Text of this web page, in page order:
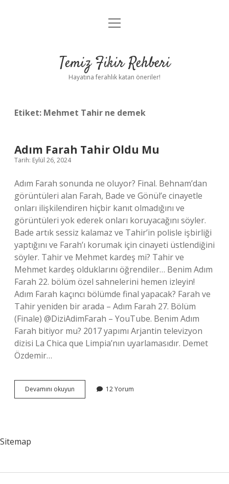
Anasayfa
Yasal Uyarı
menüyü
Temiz Fikir Rehberi
Hayatına ferahlık katan öneriler!
Etiket: Mehmet Tahir ne demek
Adım Farah Tahir Oldu Mu
Tarih: Eylül 26, 2024
Adım Farah sonunda ne oluyor? Final. Behnam’dan
görüntüleri alan Farah, Bade ve Gönül’e cinayetle
onları ilişkilendiren hiçbir kanıt olmadığını ve
görüntüleri yok ederek onları koruyacağını söyler.
Bade artık sessiz kalamaz ve Tahir’in polisle işbirliği
yaptığını ve Farah’ı korumak için cinayeti üstlendiğini
söyler. Tahir ve Mehmet kardeş mi? Tahir ve
Mehmet kardeş olduklarını öğrendiler… Benim Adım
Farah 22. bölüm özel sahnelerini hemen izleyin!
Adım Farah kaçıncı bölümde final yapacak? Farah ve
Tahir yeniden bir arada – Adım Farah 27. Bölüm
(Finale) @DiziAdimFarah – YouTube. Benim Adım
Farah bitiyor mu? 2017 yapımı Arjantin televizyon
dizisi La Chica que Limpia’nın uyarlamasıdır. Demet
Özdemir…
Devamını okuyun
Farah
12 Yorum
Sitemap